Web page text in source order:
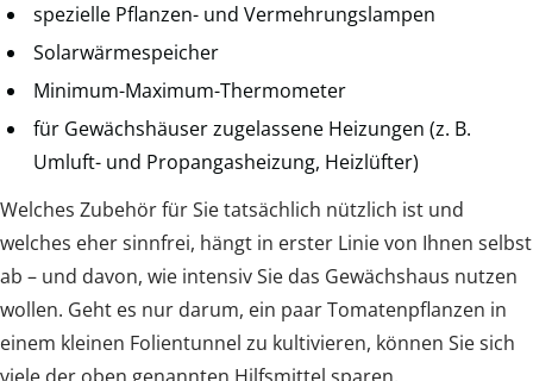
spezielle Pflanzen- und Vermehrungslampen
Solarwärmespeicher
Minimum-Maximum-Thermometer
für Gewächshäuser zugelassene Heizungen (z. B.
Umluft- und Propangasheizung, Heizlüfter)
Welches Zubehör für Sie tatsächlich nützlich ist und
welches eher sinnfrei, hängt in erster Linie von Ihnen selbst
ab – und davon, wie intensiv Sie das Gewächshaus nutzen
wollen. Geht es nur darum, ein paar Tomatenpflanzen in
einem kleinen Folientunnel zu kultivieren, können Sie sich